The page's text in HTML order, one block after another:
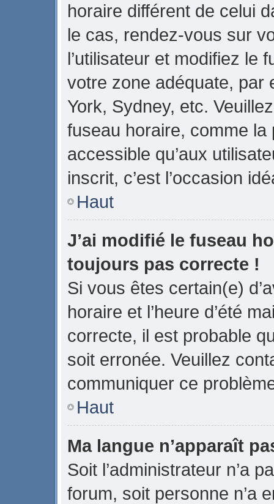
horaire différent de celui
le cas, rendez-vous sur
l’utilisateur et modifiez le
votre zone adéquate, par
York, Sydney, etc.
fuseau horaire, comme la
accessible qu’aux
inscrit, c’est l’occasion
Haut
J’ai modifié le fuseau
toujours pas correcte !
Si vous êtes certain(e)
horaire et l’heure d’été
correcte, il est probable
soit erronée. Veuillez
communiquer ce
Haut
Ma langue n’apparaît
Soit l’administrateur n’a
forum, soit personne n’a